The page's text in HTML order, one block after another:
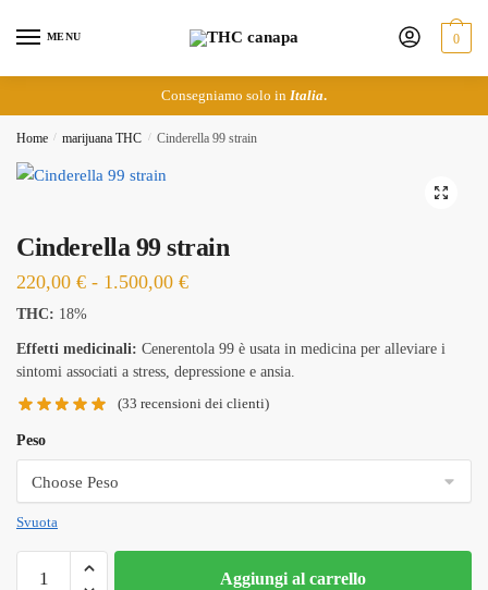
MENU 0
Consegniamo solo in Italia.
Home / marijuana THC / Cinderella 99 strain
🔍
Cinderella 99 strain
220,00 € - 1.500,00 €Fascia
prezzo:
da
220,00 €
1.500,00 €
THC: 18%
Effetti medicinali: Cenerentola 99 è usata in medicina per alleviare i
sintomi associati a stress, depressione e ansia.
(33 recensioni dei clienti)
Peso
Svuota
Aggiungi al carrello